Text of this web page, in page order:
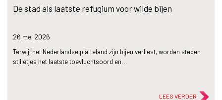
De stad als laatste refugium voor wilde bijen
26 mei 2026
Terwijl het Nederlandse platteland zijn bijen verliest, worden steden
stilletjes het laatste toevluchtsoord en…
LEES VERDER